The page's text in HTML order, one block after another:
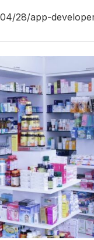
28/app-